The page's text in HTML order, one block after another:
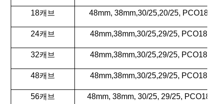
18캐브 48mm, 38mm,30/25,20/25,
24캐브 48mm,38mm,30/25,29/25,
32캐브 48mm,38mm,30/25,29/25,
48캐브 48mm,38mm,30/25,29/25,
56캐브 48mm, 38mm, 30/25, 29/25,